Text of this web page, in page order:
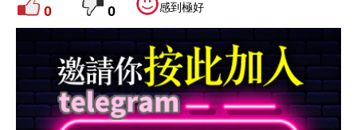
0 0 感到極好